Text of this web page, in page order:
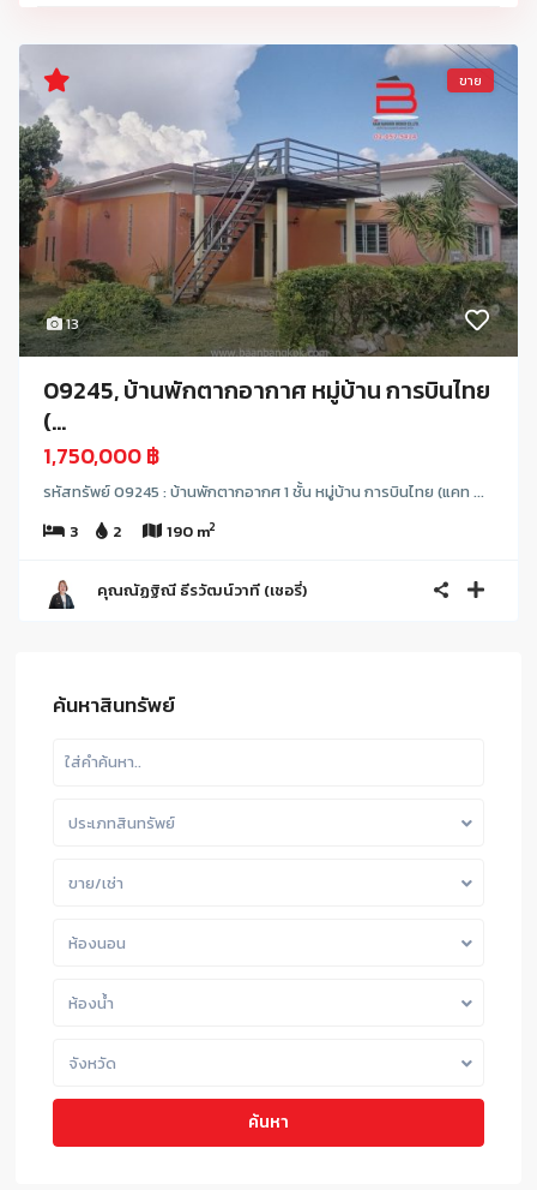
13
ขาย
09245, บ้านพักตากอากาศ หมู่บ้าน การบินไทย
(...
1,750,000 ฿
รหัสทรัพย์ 09245 : บ้านพักตากอากศ 1 ชั้น หมู่บ้าน การบินไทย (แคท ...
3
2 190 m2
คุณณัฏฐิณี ธีรวัฒน์วาที (เชอรี่)
ค้นหาสินทรัพย์
ประเภทสินทรัพย์
ขาย/เช่า
ห้องนอน
ห้องน้ำ
จังหวัด
ค้นหา